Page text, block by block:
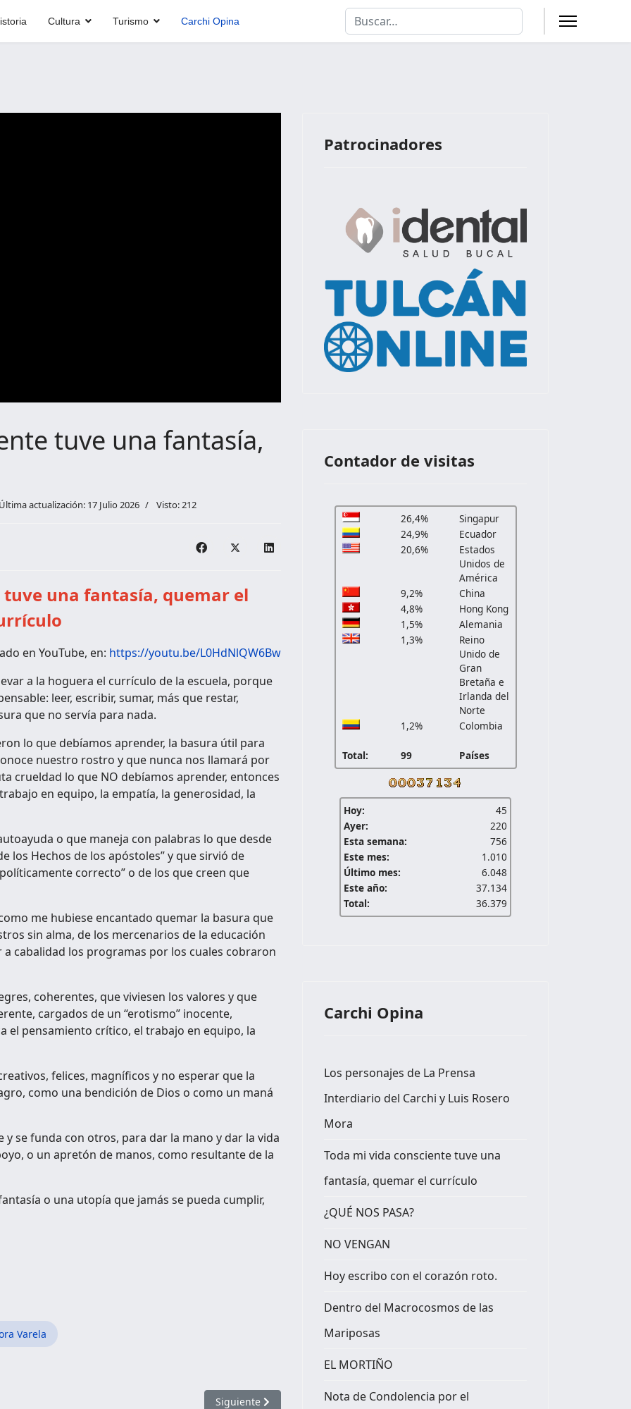
Cultura Turismo Carchi Opina
Buscar
Type 2 or more characters for results.
tuve una fantasía,
Última actualización: 17 Julio 2026 Visto: 212
una fantasía, quemar el
en YouTube, en: https://youtu.be/L0HdNlQW6Bw
a la hoguera el currículo de la escuela, porque
leer, escribir, sumar, más que restar,
que no servía para nada.
lo que debíamos aprender, la basura útil para
nuestro rostro y que nunca nos llamará por
crueldad lo que NO debíamos aprender, entonces
en equipo, la empatía, la generosidad, la
o que maneja con palabras lo que desde
los Hechos de los apóstoles” y que sirvió de
correcto” o de los que creen que
me hubiese encantado quemar la basura que
sin alma, de los mercenarios de la educación
cabalidad los programas por los cuales cobraron
coherentes, que viviesen los valores y que
cargados de un “erotismo” inocente,
el pensamiento crítico, el trabajo en equipo, la
felices, magníficos y no esperar que la
como una bendición de Dios o como un maná
se funda con otros, para dar la mano y dar la vida
o un apretón de manos, como resultante de la
o una utopía que jamás se pueda cumplir,
Varela
Artículo siguiente: NO VENGAN
Siguiente
Patrocinadores
Contador de visitas
26,4%
Singapur
24,9%
Ecuador
20,6%
Estados
Unidos de
América
9,2%
China
4,8%
Hong Kong
1,5%
Alemania
1,3%
Reino
Unido de
Gran
Bretaña e
Irlanda del
Norte
1,2%
Colombia
Total: 99 Países
Hoy:
45
Ayer:
220
Esta semana:
756
Este mes:
1.010
Último mes:
6.048
Este año:
37.134
Total:
36.379
Carchi Opina
Los personajes de La Prensa
Interdiario del Carchi y Luis Rosero
Mora
Toda mi vida consciente tuve una
fantasía, quemar el currículo
¿QUÉ NOS PASA?
NO VENGAN
Hoy escribo con el corazón roto.
Dentro del Macrocosmos de las
Mariposas
EL MORTIÑO
Nota de Condolencia por el